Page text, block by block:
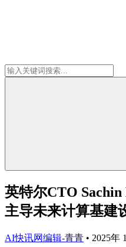
英特尔CTO
主导未来计算基建
AI快讯网编辑-青青 • 2025年